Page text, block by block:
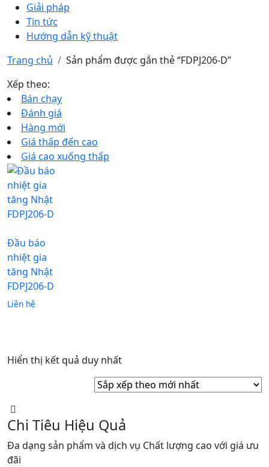
Giải pháp
Tin tức
Hướng dẫn kỹ thuật
Trang chủ
Sản phẩm được gắn thẻ “FDPJ206-D”
Xếp theo:
Bán chạy
Đánh giá
Hàng mới
Giá thấp đến cao
Giá cao xuống thấp
Đầu báo
nhiệt gia
tăng Nhật
FDPJ206-D
Liên hệ
Hiển thị kết quả duy nhất
Chi Tiêu Hiệu Quả
Đa dạng sản phẩm và dịch vụ Chất lượng cao với giá ưu
đãi